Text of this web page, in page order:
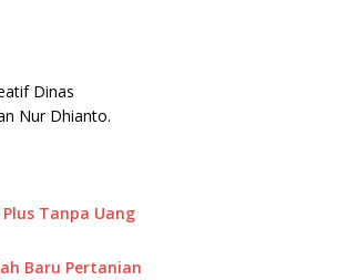
Dinas
Nur Dhianto.
Tanpa Uang
Baru Pertanian